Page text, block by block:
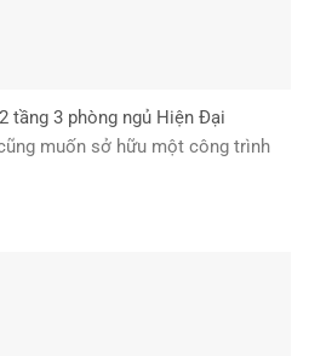
tầng 3 phòng ngủ Hiện Đại
muốn sở hữu một công trình